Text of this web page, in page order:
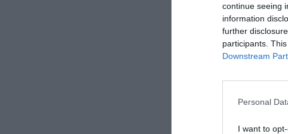
continue seeing
information
further
participants.
Downstream
Personal
I want to